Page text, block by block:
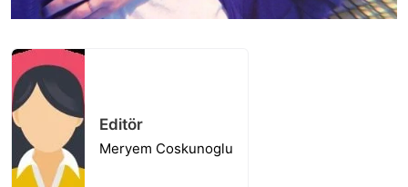
Editör
Meryem Coskunoglu